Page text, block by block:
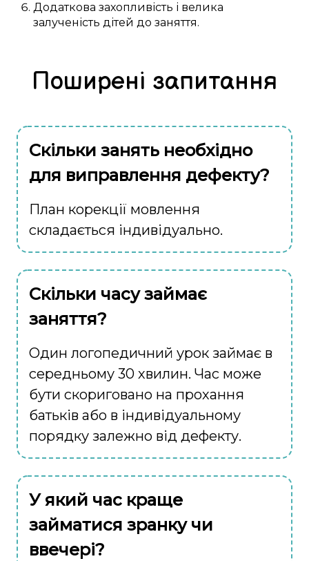
Додаткова захопливість і велика
залученість дітей до заняття.
Поширені запитання
Скільки занять необхідно
для виправлення дефекту?
План корекції мовлення
складається індивідуально.
Скільки часу займає
заняття?
Один логопедичний урок займає в
середньому 30 хвилин. Час може
бути скориговано на прохання
батьків або в індивідуальному
порядку залежно від дефекту.
У який час краще
займатися зранку чи
ввечері?